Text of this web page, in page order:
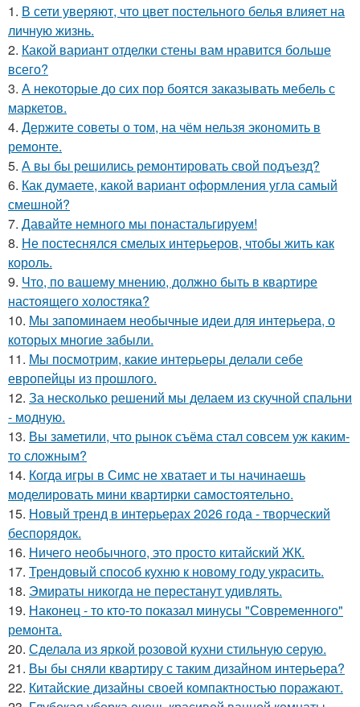
1. В сети уверяют, что цвет постельного белья влияет на
личную жизнь.
2. Какой вариант отделки стены вам нравится больше
всего?
3. А некоторые до сих пор боятся заказывать мебель с
маркетов.
4. Держите советы о том, на чём нельзя экономить в
ремонте.
5. А вы бы решились ремонтировать свой подъезд?
6. Как думаете, какой вариант оформления угла самый
смешной?
7. Давайте немного мы понастальгируем!
8. Не постеснялся смелых интерьеров, чтобы жить как
король.
9. Что, по вашему мнению, должно быть в квартире
настоящего холостяка?
10. Мы запоминаем необычные идеи для интерьера, о
которых многие забыли.
11. Мы посмотрим, какие интерьеры делали себе
европейцы из прошлого.
12. За несколько решений мы делаем из скучной спальни
- модную.
13. Вы заметили, что рынок съёма стал совсем уж каким-
то сложным?
14. Когда игры в Симс не хватает и ты начинаешь
моделировать мини квартирки самостоятельно.
15. Новый тренд в интерьерах 2026 года - творческий
беспорядок.
16. Ничего необычного, это просто китайский ЖК.
17. Трендовый способ кухню к новому году украсить.
18. Эмираты никогда не перестанут удивлять.
19. Наконец - то кто-то показал минусы "Современного"
ремонта.
20. Сделала из яркой розовой кухни стильную серую.
21. Вы бы сняли квартиру с таким дизайном интерьера?
22. Китайские дизайны своей компактностью поражают.